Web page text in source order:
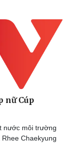
nữ Cúp
nước môi trường
Chaekyung